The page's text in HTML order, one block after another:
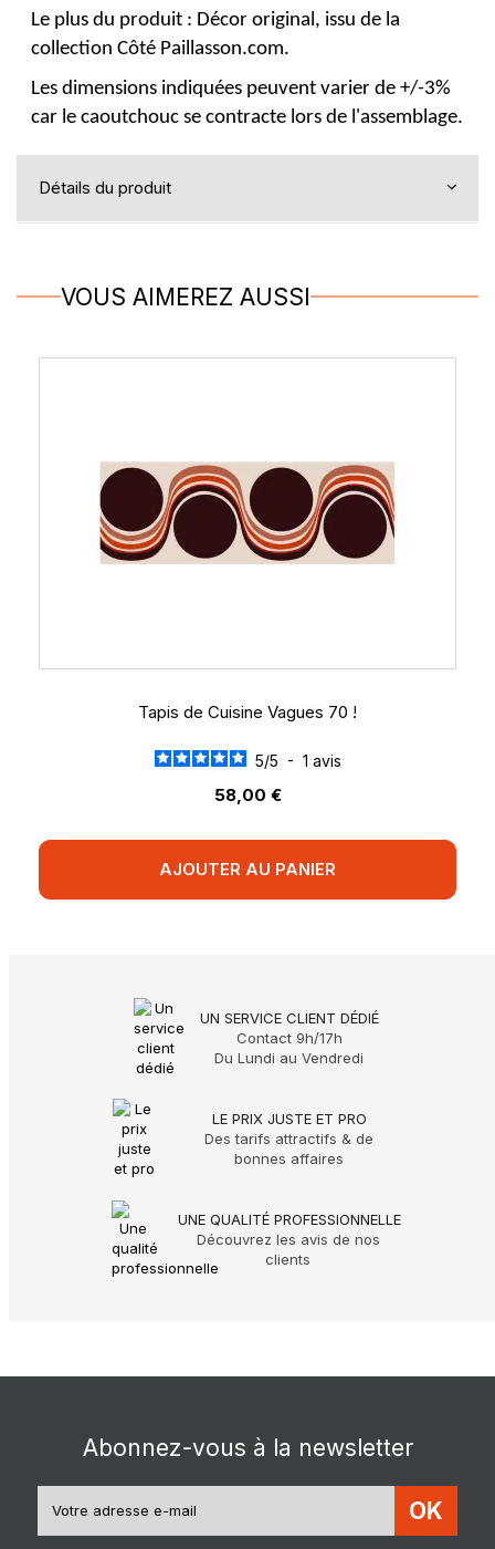
Le plus du produit : Décor original, issu de la
collection Côté Paillasson.com.
Les dimensions indiquées peuvent varier de +/-3%
car le caoutchouc se contracte lors de l'assemblage.
Détails du produit
VOUS AIMEREZ AUSSI
Tapis de Cuisine Vagues 70 !
5/5 - 1 avis
58,00 €
AJOUTER AU PANIER
UN SERVICE CLIENT DÉDIÉ
Contact 9h/17h
Du Lundi au Vendredi
LE PRIX JUSTE ET PRO
Des tarifs attractifs & de
bonnes affaires
UNE QUALITÉ PROFESSIONNELLE
Découvrez les avis de nos
clients
Abonnez-vous à la newsletter
OK